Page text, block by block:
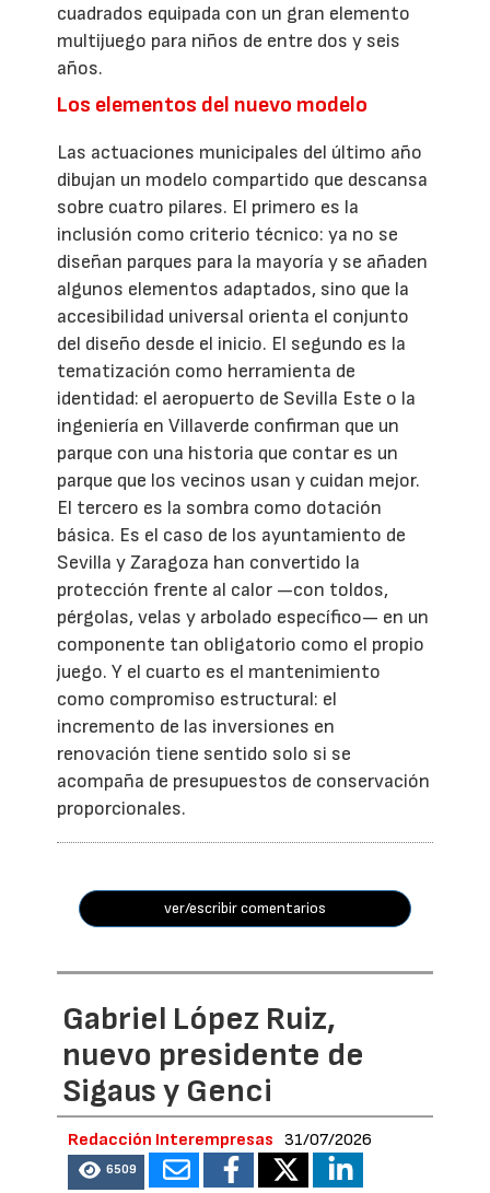
cuadrados equipada con un gran elemento
multijuego para niños de entre dos y seis
años.
Los elementos del nuevo modelo
Las actuaciones municipales del último año
dibujan un modelo compartido que descansa
sobre cuatro pilares. El primero es la
inclusión como criterio técnico: ya no se
diseñan parques para la mayoría y se añaden
algunos elementos adaptados, sino que la
accesibilidad universal orienta el conjunto
del diseño desde el inicio. El segundo es la
tematización como herramienta de
identidad: el aeropuerto de Sevilla Este o la
ingeniería en Villaverde confirman que un
parque con una historia que contar es un
parque que los vecinos usan y cuidan mejor.
El tercero es la sombra como dotación
básica. Es el caso de los ayuntamiento de
Sevilla y Zaragoza han convertido la
protección frente al calor —con toldos,
pérgolas, velas y arbolado específico— en un
componente tan obligatorio como el propio
juego. Y el cuarto es el mantenimiento
como compromiso estructural: el
incremento de las inversiones en
renovación tiene sentido solo si se
acompaña de presupuestos de conservación
proporcionales.
ver/escribir comentarios
Gabriel López Ruiz,
nuevo presidente de
Sigaus y Genci
Redacción Interempresas 31/07/2026
6509